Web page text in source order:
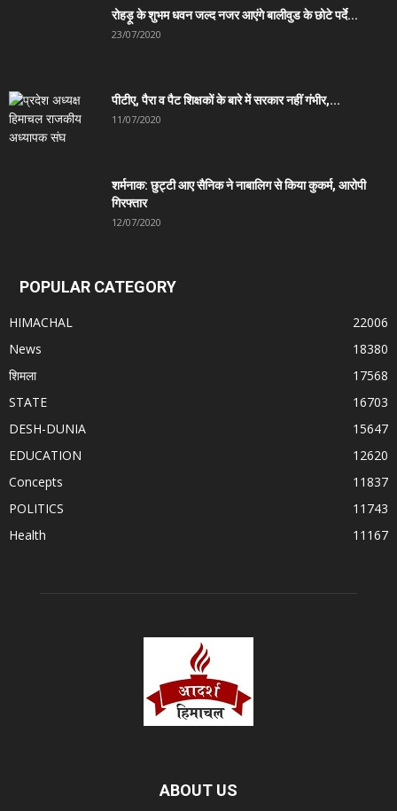
रोहड़ू के शुभम धवन जल्द नजर आएंगे बालीवुड के छोटे पर्दे...
23/07/2020
पीटीए, पैरा व पैट शिक्षकों के बारे में सरकार नहीं गंभीर,...
11/07/2020
शर्मनाक: छुट्टी आए सैनिक ने नाबालिग से किया कुकर्म, आरोपी
गिरफ्तार
12/07/2020
POPULAR CATEGORY
HIMACHAL
22006
News
18380
शिमला
17568
STATE
16703
DESH-DUNIA
15647
EDUCATION
12620
Concepts
11837
POLITICS
11743
Health
11167
ABOUT US